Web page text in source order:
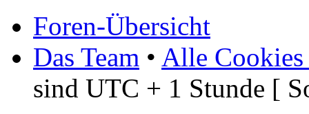
Foren-Übersicht
Das Team • Alle Cookies
sind UTC + 1 Stunde [